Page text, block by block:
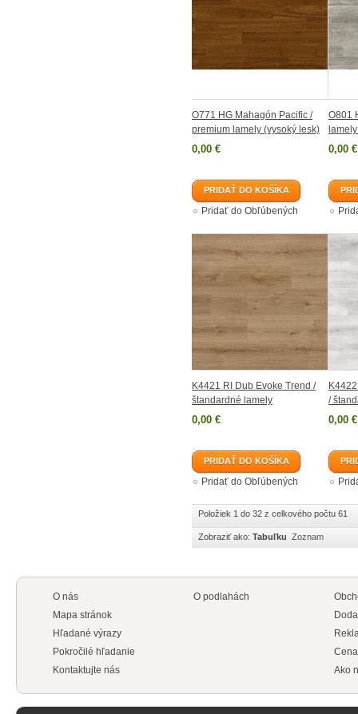
O771 HG Mahagón Pacific /
premium lamely (vysoký lesk)
0,00 €
PRIDAŤ DO KOŠÍKA
Pridať do Obľúbených
O801
0,00 €
K4421 RI Dub Evoke Trend /
štandardné lamely
0,00 €
PRIDAŤ DO KOŠÍKA
Pridať do Obľúbených
/
0,00 €
Položiek 1 do 32 z celkového počtu 61
Zobraziť ako: Tabuľku Zoznam
O nás
Mapa stránok
Hľadané výrazy
Pokročilé hľadanie
Kontaktujte nás
O podlahách
Ako